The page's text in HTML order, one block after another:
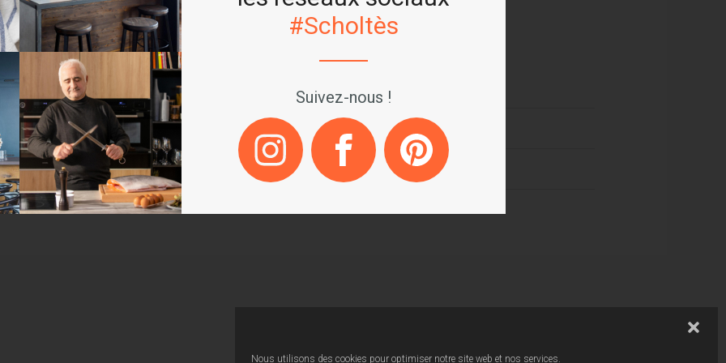
Nous utilisons des cookies pour optimiser notre site web et nos services.
Recettes automatiques
Décongélation par le poids et par le temps
Gril 1000 W
#Scholtès
Suivez-nous !